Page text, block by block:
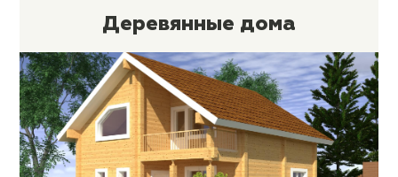
Покупка в кредит
Работы
О компании
Контакты
Деревянные дома